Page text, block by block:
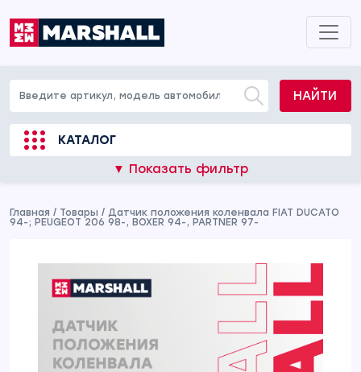
НАЙТИ
КАТАЛОГ
▼ Показать фильтр
Главная / Товары / Датчик положения коленвала FIAT DUCATO
94-; PEUGEOT 206 98-, BOXER 94-, PARTNER 97-